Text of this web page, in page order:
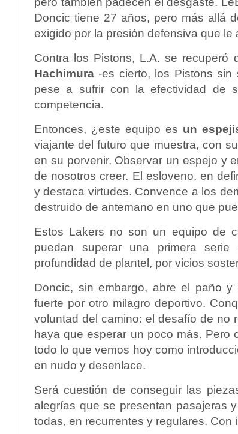
Doncic tiene 27 años, pero más allá
exigido por la presión defensiva que le
Contra los Pistons, L.A. se
Hachimura -es cierto, los Pistons sin
pese a sufrir con la efectividad de
competencia.
Entonces, ¿este equipo es un
viajante del futuro que muestra, con
en su porvenir. Observar un espejo y
de nosotros creer. El esloveno, en
y destaca virtudes. Convence a los
destruido de antemano en uno que
Estos Lakers no son un equipo de
puedan superar una primera
profundidad de plantel, por vicios
Doncic, sin embargo, abre el paño
fuerte por otro milagro deportivo.
voluntad del camino: el desafío de no
haya que esperar un poco más. Pero
todo lo que vemos hoy como
en nudo y desenlace.
Será cuestión de conseguir las
alegrías que se presentan pasajeras
todas, en recurrentes y regulares. Con